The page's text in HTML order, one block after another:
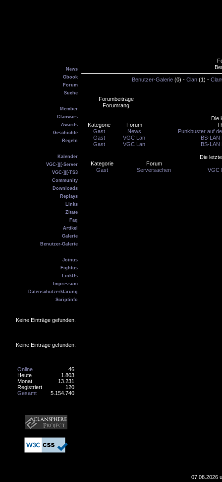
News
Gbook
Forum
Suche
Member
Clanwars
Awards
Geschichte
Regeln
Kalender
VGC-]|[-Server
VGC-]|[-TS3
Community
Downloads
Replays
Links
Zitate
Faq
Artikel
Galerie
Benutzer-Galerie
Joinus
Fightus
LinkUs
Impressum
Datenschutzerklärung
Scriptinfo
Keine Einträge gefunden.
Keine Einträge gefunden.
46
Online
1.803
Heute
13.231
Monat
120
Registriert
5.154.740
Gesamt
Benutzer-Galerie(0) - Clan(1) -
Forumbeiträge
Forumrang
Die
Kategorie
Forum
Gast
News
Punkbuster auf
Gast
VGC Lan
BS-LAN
Gast
VGC Lan BS-LAN
Die
Kategorie
Forum
Gast
Serversachen VGC
07.08.2026